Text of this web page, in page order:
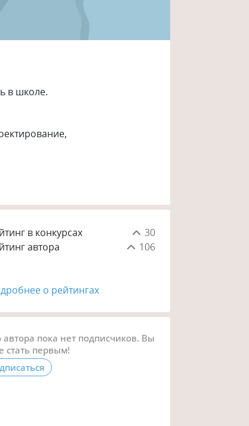
в школе.
,
в конкурсах
30
автора
106
о рейтингах
автора пока нет подписчиков. Вы
стать первым!